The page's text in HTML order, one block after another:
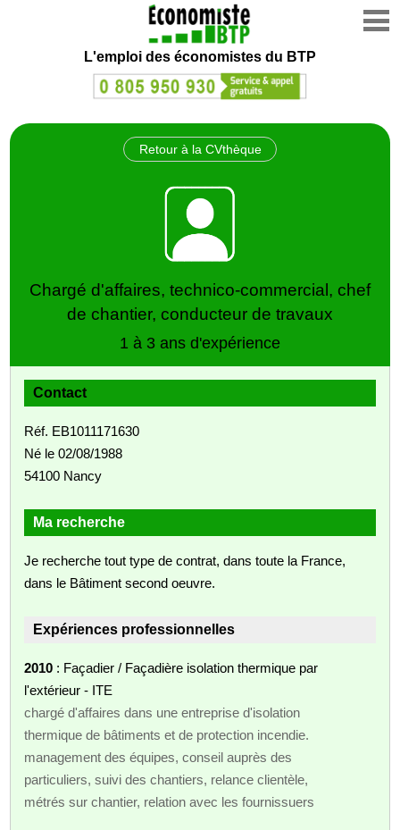
L'emploi des économistes du BTP
Retour à la CVthèque
Chargé d'affaires, technico-commercial, chef
de chantier, conducteur de travaux
1 à 3 ans d'expérience
Contact
Réf. EB1011171630
Né le 02/08/1988
54100 Nancy
Ma recherche
Je recherche tout type de contrat, dans toute la France,
dans le Bâtiment second oeuvre.
Expériences professionnelles
2010 : Façadier / Façadière isolation thermique par
l'extérieur - ITE
chargé d'affaires dans une entreprise d'isolation
thermique de bâtiments et de protection incendie.
management des équipes, conseil auprès des
particuliers, suivi des chantiers, relance clientèle,
métrés sur chantier, relation avec les fournissuers